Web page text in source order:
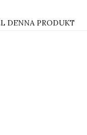
DENNA PRODUKT